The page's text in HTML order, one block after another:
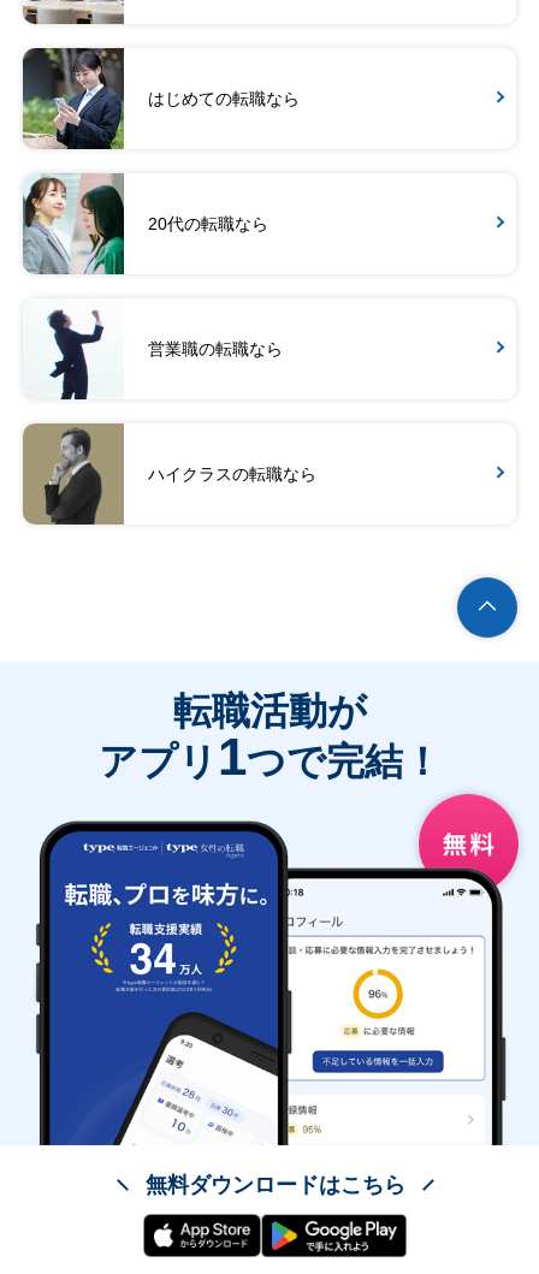
はじめての転職なら
20代の転職なら
営業職の転職なら
ハイクラスの転職なら
転職活動が
アプリ 1つで完結！
無料ダウンロードはこちら